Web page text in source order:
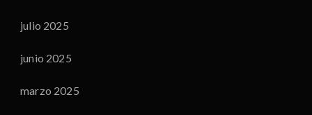
julio 2025
junio 2025
marzo 2025